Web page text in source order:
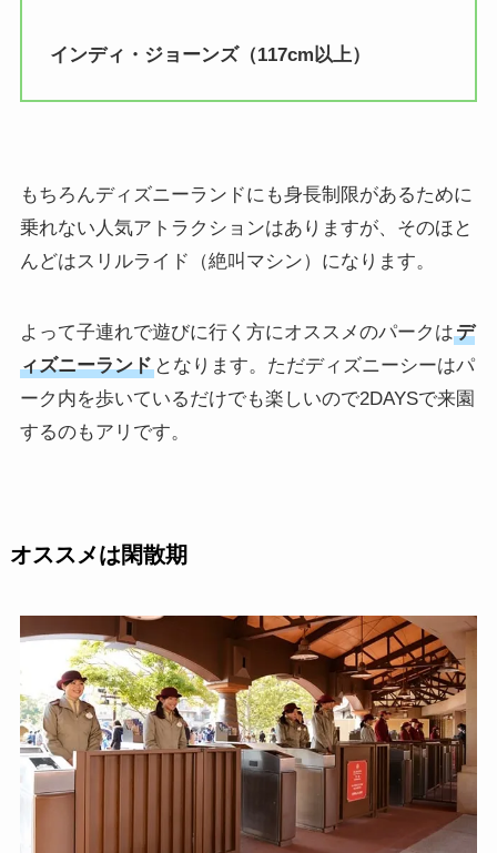
インディ・ジョーンズ（117cm以上）
もちろんディズニーランドにも身長制限があるために
乗れない人気アトラクションはありますが、そのほと
んどはスリルライド（絶叫マシン）になります。
よって子連れで遊びに行く方にオススメのパークはデ
ィズニーランドとなります。ただディズニーシーはパ
ーク内を歩いているだけでも楽しいので2DAYSで来園
するのもアリです。
オススメは閑散期